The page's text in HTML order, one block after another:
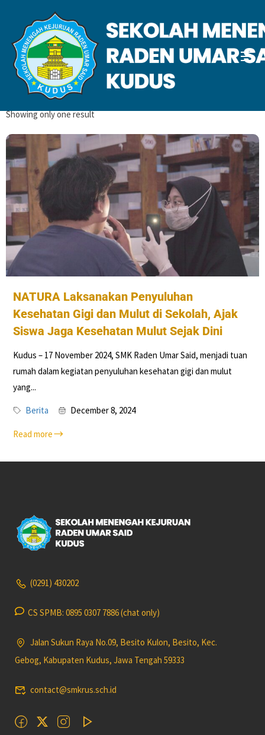
Pengetahuan
HomePengetahuan
Showing only one result
NATURA Laksanakan Penyuluhan
Kesehatan Gigi dan Mulut di Sekolah, Ajak
Siswa Jaga Kesehatan Mulut Sejak Dini
Kudus – 17 November 2024, SMK Raden Umar Said, menjadi tuan
rumah dalam kegiatan penyuluhan kesehatan gigi dan mulut
yang...
Berita December 8, 2024
Read more
(0291) 430202
CS SPMB: 0895 0307 7886 (chat only)
Jalan Sukun Raya No.09, Besito Kulon, Besito, Kec.
Gebog, Kabupaten Kudus, Jawa Tengah 59333
contact@smkrus.sch.id